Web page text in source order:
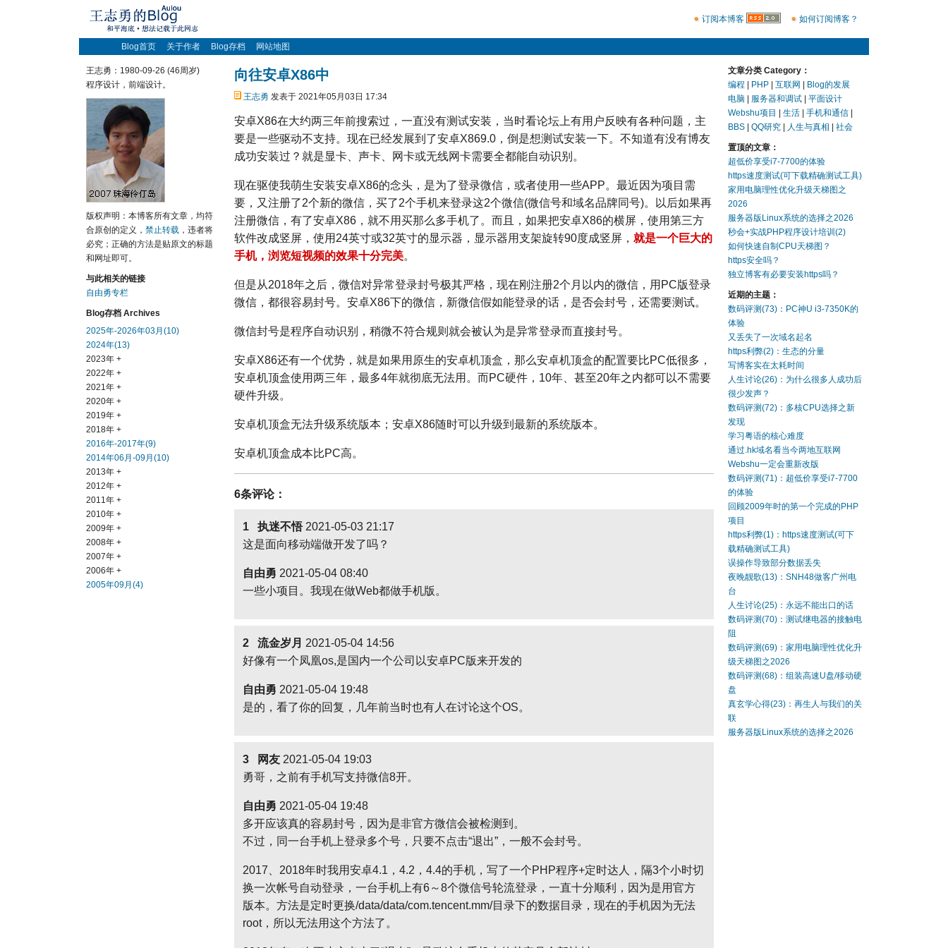
订阅本博客 如何订阅博客？
Blog首页 关于作者 Blog存档 网站地图
向往安卓X86中
王志勇 发表于 2021年05月03日 17:34
安卓X86在大约两三年前搜索过，一直没有测试安装，当时看论坛上有用户反映有各种问题，主
要是一些驱动不支持。现在已经发展到了安卓X869.0，倒是想测试安装一下。不知道有没有博友
成功安装过？就是显卡、声卡、网卡或无线网卡需要全都能自动识别。
现在驱使我萌生安装安卓X86的念头，是为了登录微信，或者使用一些APP。最近因为项目需
要，又注册了2个新的微信，买了2个手机来登录这2个微信(微信号和域名品牌同号)。以后如果再
注册微信，有了安卓X86，就不用买那么多手机了。而且，如果把安卓X86的横屏，使用第三方
软件改成竖屏，使用24英寸或32英寸的显示器，显示器用支架旋转90度成竖屏， 就是一个巨大的
手机，浏览短视频的效果十分完美。
但是从2018年之后，微信对异常登录封号极其严格，现在刚注册2个月以内的微信，用PC版登录
微信，都很容易封号。安卓X86下的微信，新微信假如能登录的话，是否会封号，还需要测试。
微信封号是程序自动识别，稍微不符合规则就会被认为是异常登录而直接封号。
安卓X86还有一个优势，就是如果用原生的安卓机顶盒，那么安卓机顶盒的配置要比PC低很多，
安卓机顶盒使用两三年，最多4年就彻底无法用。而PC硬件，10年、甚至20年之内都可以不需要
硬件升级。
安卓机顶盒无法升级系统版本；安卓X86随时可以升级到最新的系统版本。
安卓机顶盒成本比PC高。
6条评论：
1 执迷不悟2021-05-03 21:17
这是面向移动端做开发了吗？
自由勇 2021-05-04 08:40
一些小项目。我现在做Web都做手机版。
2 流金岁月 2021-05-04 14:56
好像有一个凤凰os,是国内一个公司以安卓PC版来开发的
自由勇 2021-05-04 19:48
是的，看了你的回复，几年前当时也有人在讨论这个OS。
3 网友 2021-05-04 19:03
勇哥，之前有手机写支持微信8开。
自由勇 2021-05-04 19:48
多开应该真的容易封号，因为是非官方微信会被检测到。
不过，同一台手机上登录多个号，只要不点击“退出”，一般不会封号。
2017、2018年时我用安卓4.1，4.2，4.4的手机，写了一个PHP程序+定时达人，隔3个小时切
换一次帐号自动登录，一台手机上有6～8个微信号轮流登录，一直十分顺利，因为是用官方
版本。方法是定时更换/data/data/com.tencent.mm/目录下的数据目录，现在的手机因为无法
root，所以无法用这个方法了。
文章分类 Category：
编程
PHP 互联网
Blog的发展
电脑
服务器和调试
平面设计
Webshu项目
生活 手机和通信
BBS
QQ研究 人生与真相 社会
置顶的文章：
超低价享受i7-7700的体验
https速度测试(可下载精确测试工具)
家用电脑理性优化升级天梯图之
2026
服务器版Linux系统的选择之2026
秒会+实战PHP程序设计培训(2)
如何快速自制CPU天梯图？
https安全吗？
独立博客有必要安装https吗？
近期的主题：
数码评测(73)：PC神U i3-7350K的
体验
又丢失了一次域名起名
https利弊(2)：生态的分量
写博客实在太耗时间
人生讨论(26)：为什么很多人成功后
很少发声？
数码评测(72)：多核CPU选择之新
发现
学习粤语的核心难度
通过.hk域名看当今两地互联网
Webshu一定会重新改版
数码评测(71)：超低价享受i7-7700
的体验
回顾2009年时的第一个完成的PHP
项目
https利弊(1)：https速度测试(可下
载精确测试工具)
误操作导致部分数据丢失
夜晚靓歌(13)：SNH48做客广州电
台
人生讨论(25)：永远不能出口的话
数码评测(70)：测试继电器的接触电
阻
数码评测(69)：家用电脑理性优化升
级天梯图之2026
数码评测(68)：组装高速U盘/移动硬
盘
真玄学心得(23)：再生人与我们的关
联
服务器版Linux系统的选择之2026
王志勇：1980-09-26 (46周岁)
程序设计，前端设计。
版权声明：本博客所有文章，均符
合原创的定义， 禁止转载 ，违者将
必究；正确的方法是贴原文的标题
和网址即可。
与此相关的链接
自由勇专栏
Blog存档 Archives
2025年-2026年03月(10)
2024年(13)
2023年 +
2022年 +
2021年 +
2020年 +
2019年 +
2018年 +
2016年-2017年(9)
2014年06月-09月(10)
2013年 +
2012年 +
2011年 +
2010年 +
2009年 +
2008年 +
2007年 +
2006年 +
2005年09月(4)